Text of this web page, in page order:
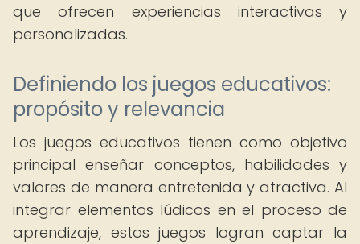
que ofrecen experiencias interactivas y
personalizadas.
Definiendo los juegos educativos:
propósito y relevancia
Los juegos educativos tienen como objetivo
principal enseñar conceptos, habilidades y
valores de manera entretenida y atractiva. Al
integrar elementos lúdicos en el proceso de
aprendizaje, estos juegos logran captar la